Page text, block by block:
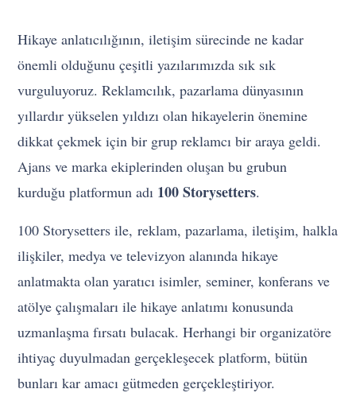
Hikaye anlatıcılığının, iletişim sürecinde ne kadar
önemli olduğunu çeşitli yazılarımızda sık sık
vurguluyoruz. Reklamcılık, pazarlama dünyasının
yıllardır yükselen yıldızı olan hikayelerin önemine
dikkat çekmek için bir grup reklamcı bir araya geldi.
Ajans ve marka ekiplerinden oluşan bu grubun
kurduğu platformun adı 100 Storysetters.
100 Storysetters ile, reklam, pazarlama, iletişim, halkla
ilişkiler, medya ve televizyon alanında hikaye
anlatmakta olan yaratıcı isimler, seminer, konferans ve
atölye çalışmaları ile hikaye anlatımı konusunda
uzmanlaşma fırsatı bulacak. Herhangi bir organizatöre
ihtiyaç duyulmadan gerçekleşecek platform, bütün
bunları kar amacı gütmeden gerçekleştiriyor.